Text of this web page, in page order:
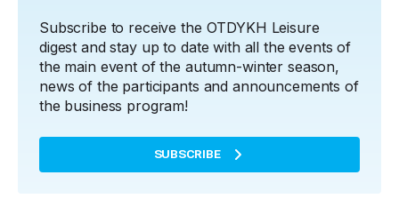
Subscribe to receive the OTDYKH Leisure
digest and stay up to date with all the events of
the main event of the autumn-winter season,
news of the participants and announcements of
the business program!
SUBSCRIBE